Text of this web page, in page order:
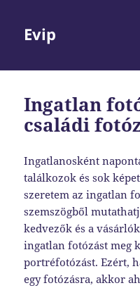
Evip
Ingatlan
családi
Ingatlanosként
találkozok és sok
szeretem az ingatlan
szemszögből
kedvezők és a
ingatlan fotózást meg
portréfotózást. Ezért,
egy fotózásra, akkor